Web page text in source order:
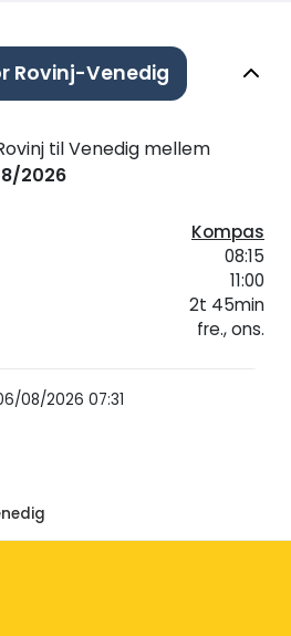
Rovinj-Venedig
til Venedig mellem
2026
Kompas
08:15
11:00
2t 45min
fre., ons.
08/2026 07:31